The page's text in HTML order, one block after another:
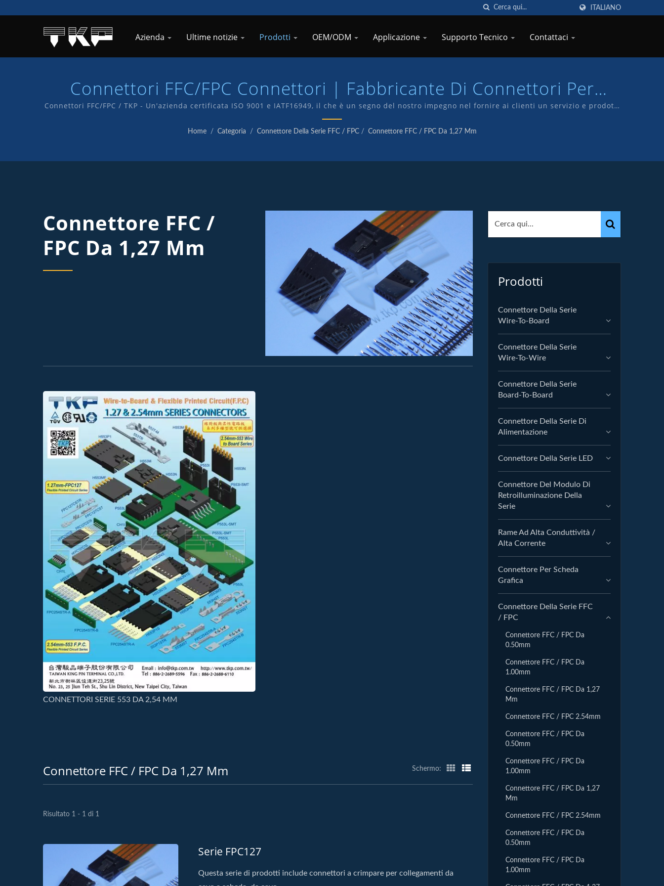
ITALIANO
Azienda Ultime notizie Prodotti OEM/ODM Applicazione Supporto Tecnico Contattaci
Connettori FFC/FPC Connettori | Fabbricante Di Connettori Per
Computer Ad Alta Corrente | TKP
Connettori FFC/FPC / TKP - Un'azienda certificata ISO 9001 e IATF16949, il che è un segno del nostro impegno nel fornire ai clienti un servizio e prodotti
di qualità. Abbiamo un reparto di R&S interno e produciamo i nostri prodotti con il marchio TKP.
Home / Categoria / Connettore Della Serie FFC / FPC / Connettore FFC / FPC Da 1,27 Mm
Connettore FFC /
FPC Da 1,27 Mm
CONNETTORI SERIE 553 DA 2,54 MM
Connettore FFC / FPC Da 1,27 Mm Schermo:
Risultato 1 - 1 di 1
Serie FPC127
Questa serie di prodotti include connettori a crimpare per collegamenti da
Prodotti
Connettore Della Serie
Wire-To-Board
Connettore Della Serie
Wire-To-Wire
Connettore Della Serie
Board-To-Board
Connettore Della Serie Di
Alimentazione
Connettore Della Serie LED
Connettore Del Modulo Di
Retroilluminazione Della
Serie
Rame Ad Alta Conduttività /
Alta Corrente
Connettore Per Scheda
Grafica
Connettore Della Serie FFC
/ FPC
Connettore FFC / FPC Da
0.50mm
Connettore FFC / FPC Da
1.00mm
Connettore FFC / FPC Da 1,27
Mm
Connettore FFC / FPC 2.54mm
Connettore FFC / FPC Da
0.50mm
Connettore FFC / FPC Da
1.00mm
Connettore FFC / FPC Da 1,27
Mm
Connettore FFC / FPC 2.54mm
Connettore FFC / FPC Da
0.50mm
Connettore FFC / FPC Da
1.00mm